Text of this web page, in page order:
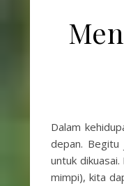
Dalam
depan. Begitu
untuk
mimpi), kita